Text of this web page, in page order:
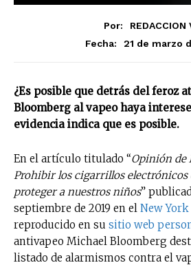
Por:
REDACCION
Fecha:
21 de marzo
¿Es posible que detrás del feroz
Bloomberg al vapeo haya
evidencia indica que es posible.
En el artículo titulado “Opinión de
Prohibir los cigarrillos electrónicos
proteger a nuestros niños”
septiembre de 2019 en el New
reproducido en su sitio web
antivapeo Michael Bloomberg
listado de alarmismos contra el